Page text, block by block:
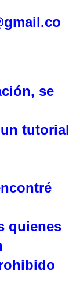
se
tutorial
quienes